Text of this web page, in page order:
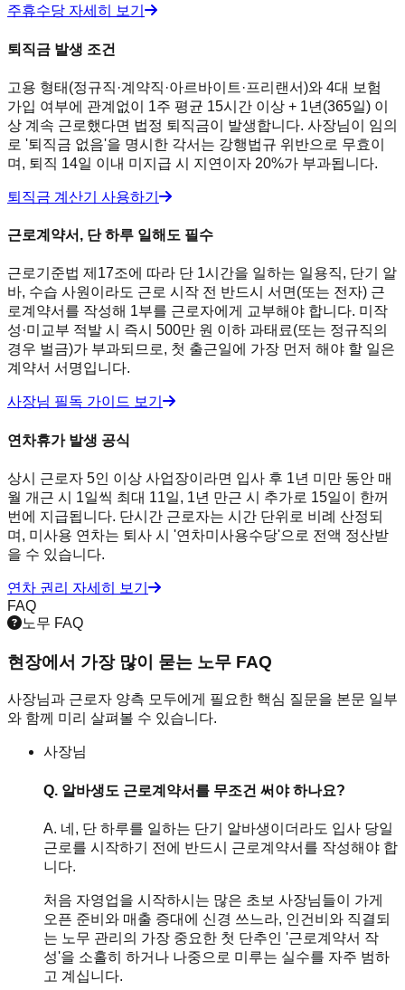
주휴수당 자세히 보기
퇴직금 발생 조건
고용 형태(정규직·계약직·아르바이트·프리랜서)와 4대 보험
가입 여부에 관계없이 1주 평균 15시간 이상 + 1년(365일) 이
상 계속 근로했다면 법정 퇴직금이 발생합니다. 사장님이 임의
로 '퇴직금 없음'을 명시한 각서는 강행법규 위반으로 무효이
며, 퇴직 14일 이내 미지급 시 지연이자 20%가 부과됩니다.
퇴직금 계산기 사용하기
근로계약서, 단 하루 일해도 필수
근로기준법 제17조에 따라 단 1시간을 일하는 일용직, 단기 알
바, 수습 사원이라도 근로 시작 전 반드시 서면(또는 전자) 근
로계약서를 작성해 1부를 근로자에게 교부해야 합니다. 미작
성·미교부 적발 시 즉시 500만 원 이하 과태료(또는 정규직의
경우 벌금)가 부과되므로, 첫 출근일에 가장 먼저 해야 할 일은
계약서 서명입니다.
사장님 필독 가이드 보기
연차휴가 발생 공식
상시 근로자 5인 이상 사업장이라면 입사 후 1년 미만 동안 매
월 개근 시 1일씩 최대 11일, 1년 만근 시 추가로 15일이 한꺼
번에 지급됩니다. 단시간 근로자는 시간 단위로 비례 산정되
며, 미사용 연차는 퇴사 시 '연차미사용수당'으로 전액 정산받
을 수 있습니다.
연차 권리 자세히 보기
FAQ
노무 FAQ
현장에서 가장 많이 묻는 노무 FAQ
사장님과 근로자 양측 모두에게 필요한 핵심 질문을 본문 일부
와 함께 미리 살펴볼 수 있습니다.
사장님
Q. 알바생도 근로계약서를 무조건 써야 하나요?
A. 네, 단 하루를 일하는 단기 알바생이더라도 입사 당일
근로를 시작하기 전에 반드시 근로계약서를 작성해야 합
니다.
처음 자영업을 시작하시는 많은 초보 사장님들이 가게
오픈 준비와 매출 증대에 신경 쓰느라, 인건비와 직결되
는 노무 관리의 가장 중요한 첫 단추인 '근로계약서 작
성'을 소홀히 하거나 나중으로 미루는 실수를 자주 범하
고 계십니다.